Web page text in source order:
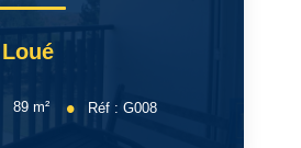
Loué
89m² Réf :G008